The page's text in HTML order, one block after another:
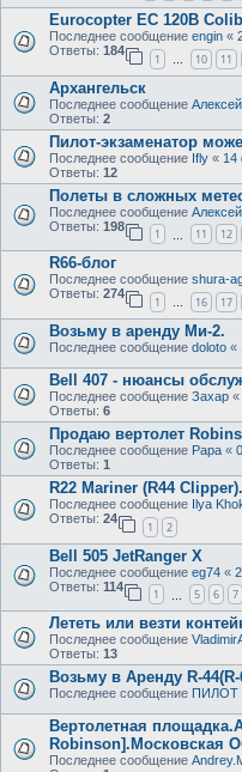
Eurocopter EC 120B
Последнее сообщение engin «
Ответы: 184
1 … 10 11
Архангельск
Последнее сообщение
Ответы: 2
Пилот-экзаменатор
Последнее сообщение Ifly « 14
Ответы: 12
Полеты в сложных
Последнее сообщение
Ответы: 198
1 11 12
R66-блог
Последнее сообщение shura-
Ответы: 274
1 … 16 17
Возьму в аренду Ми-2.
Последнее сообщение doloto «
Bell 407 - нюансы
Последнее сообщение Захар «
Ответы: 6
Продаю вертолет
Последнее сообщение Papa «
Ответы: 1
R22 Mariner (R44
Последнее сообщение Ilya
Ответы: 24
1 2
Bell 505 JetRanger X
Последнее сообщение eg74 «
Ответы: 114
1 5 6 7
Лететь или везти
Последнее сообщение
Ответы: 13
Возьму в Аренду R-44(R-
Последнее сообщение
Вертолетная
Robinson].Московская
Последнее сообщение